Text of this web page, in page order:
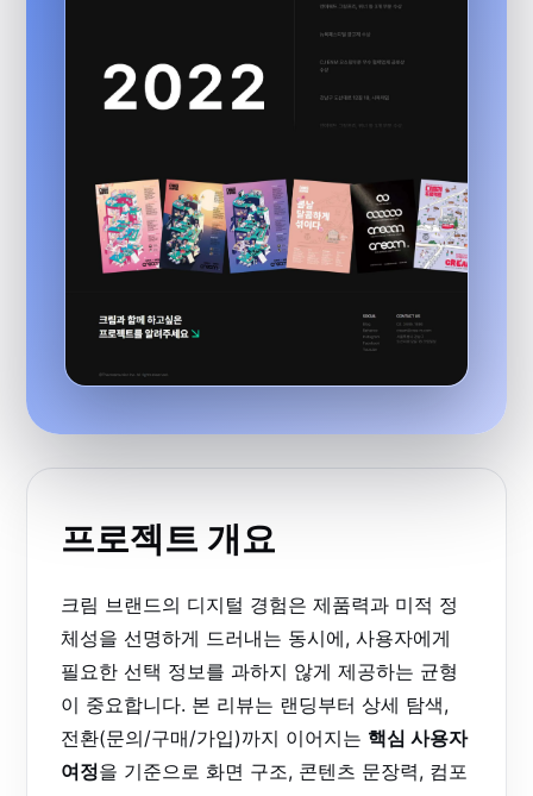
프로젝트 개요
크림 브랜드의 디지털 경험은 제품력과 미적 정
체성을 선명하게 드러내는 동시에, 사용자에게
필요한 선택 정보를 과하지 않게 제공하는 균형
이 중요합니다. 본 리뷰는 랜딩부터 상세 탐색,
전환(문의/구매/가입)까지 이어지는 핵심 사용자
여정을 기준으로 화면 구조, 콘텐츠 문장력, 컴포